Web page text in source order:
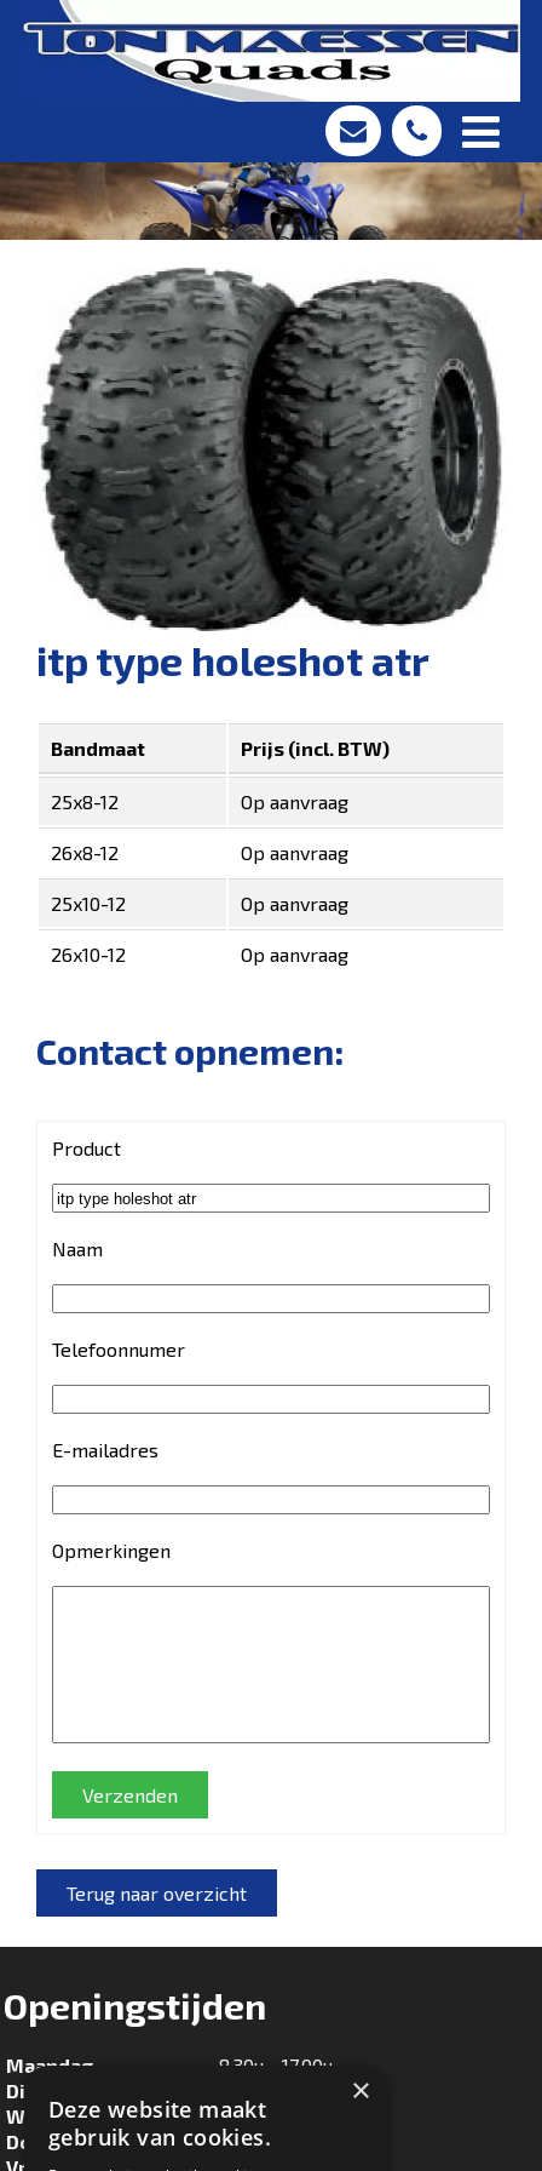
itp type holeshot atr
Bandmaat Prijs (incl. BTW)
25x8-12 Op aanvraag
26x8-12 Op aanvraag
25x10-12 Op aanvraag
26x10-12 Op aanvraag
Contact opnemen:
Product
Naam
Telefoonnumer
E-mailadres
Opmerkingen
Verzenden
Terug naar overzicht
Openingstijden
Maandag
8.30u - 17.00u
Dinsdag
Woensdag
8.30u - 17.00u
Donderdag
8.30u - 17.00u
×
Deze website maakt
gebruik van cookies.